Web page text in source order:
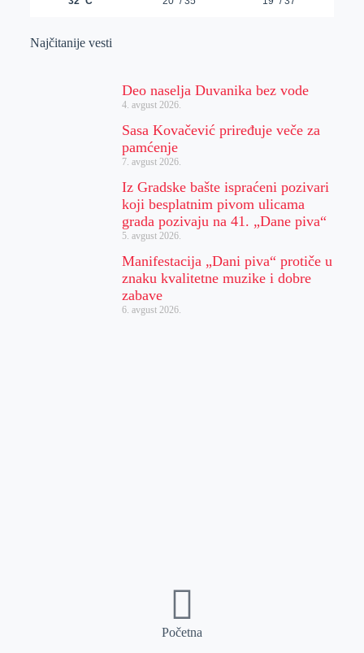
Najčitanije vesti
Deo naselja Duvanika bez vode
4. avgust 2026.
Sasa Kovačević priređuje veče za
pamćenje
7. avgust 2026.
Iz Gradske bašte ispraćeni pozivari
koji besplatnim pivom ulicama
grada pozivaju na 41. „Dane piva“
5. avgust 2026.
Manifestacija „Dani piva“ protiče u
znaku kvalitetne muzike i dobre
zabave
6. avgust 2026.
Početna